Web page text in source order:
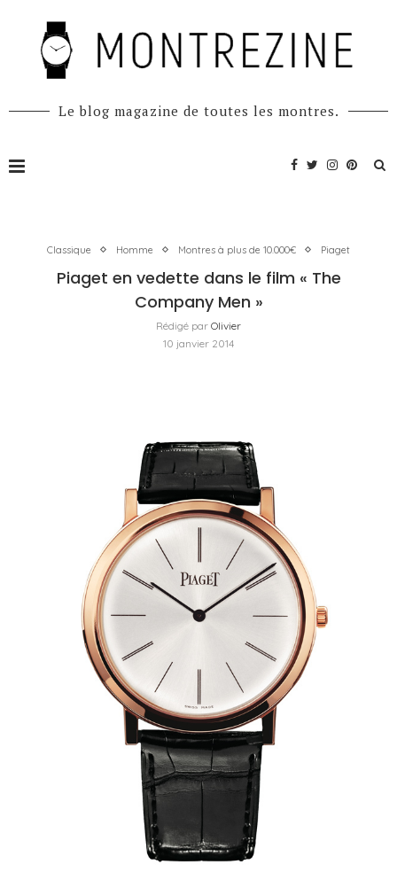
Le blog magazine de toutes les montres.
Classique Homme Montres à plus de 10.000€ Piaget
Piaget en vedette dans le film « The
Company Men »
Rédigé par Olivier
10 janvier 2014